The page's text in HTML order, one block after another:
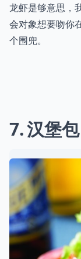
龙虾是够意思，
会对象想要吻你
个围兜。
7 汉堡包